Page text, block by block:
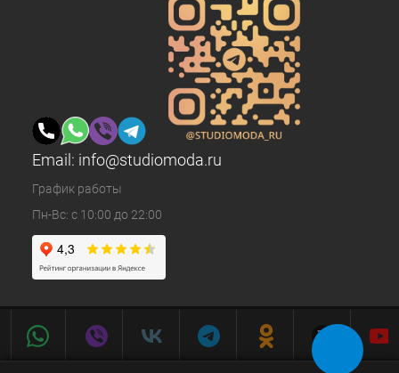
Email: info@studiomoda.ru
График работы
Пн-Вс: с 10:00 до 22:00